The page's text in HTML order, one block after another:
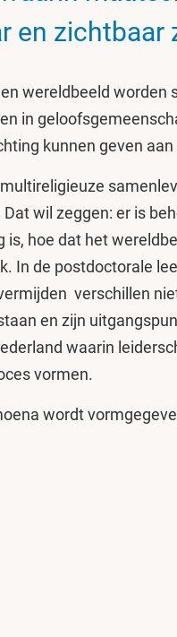
en zichtbaar
wereldbeeld worden
in
kunnen geven
wil zeggen: er is
hoe dat het
In de postdoctorale
verschillen
en zijn
waarin
vormen.
wordt